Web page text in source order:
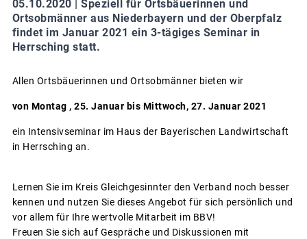
05.10.2020 | Speziell für Ortsbäuerinnen und
Ortsobmänner aus Niederbayern und der Oberpfalz
findet im Januar 2021 ein 3-tägiges Seminar in
Herrsching statt.
Allen Ortsbäuerinnen und Ortsobmänner bieten wir
von Montag , 25. Januar bis Mittwoch, 27. Januar 2021
ein Intensivseminar im Haus der Bayerischen Landwirtschaft
in Herrsching an.
Lernen Sie im Kreis Gleichgesinnter den Verband noch besser
kennen und nutzen Sie dieses Angebot für sich persönlich und
vor allem für Ihre wertvolle Mitarbeit im BBV!
Freuen Sie sich auf Gespräche und Diskussionen mit